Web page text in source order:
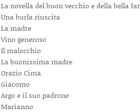
La novella del buon vecchio e della bella
Una burla riuscita
La madre
Vino generoso
Il malocchio
La buonissima madre
Orazio Cima
Giacomo
Argo e il suo padrone
Marianno